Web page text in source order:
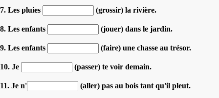
7. Les pluies (grossir) la rivière.
8. Les enfants (jouer) dans le jardin.
9. Les enfants (faire) une chasse au trésor.
10. Je (passer) te voir demain.
11. Je n' (aller) pas au bois tant qu'il pleut.